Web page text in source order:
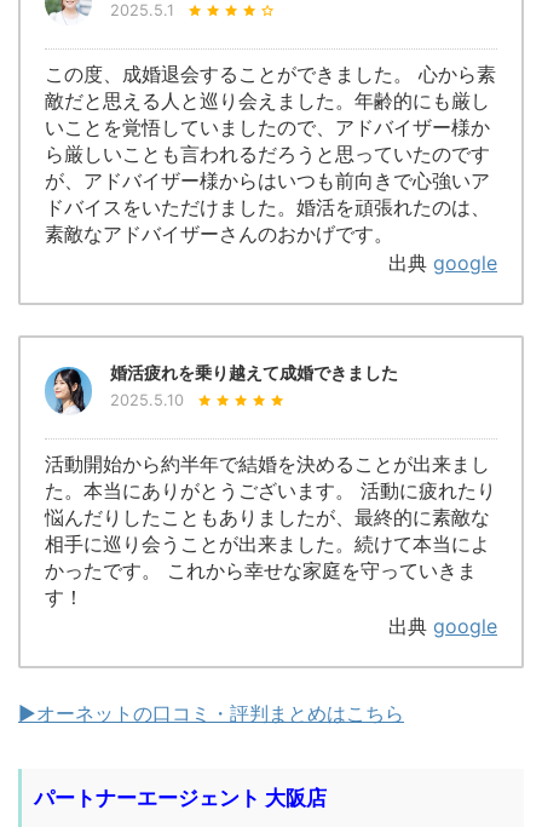
2025.5.1
この度、成婚退会することができました。 心から素
敵だと思える人と巡り会えました。年齢的にも厳し
いことを覚悟していましたので、アドバイザー様か
ら厳しいことも言われるだろうと思っていたのです
が、アドバイザー様からはいつも前向きで心強いア
ドバイスをいただけました。婚活を頑張れたのは、
素敵なアドバイザーさんのおかげです。
出典 google
婚活疲れを乗り越えて成婚できました
2025.5.10
活動開始から約半年で結婚を決めることが出来まし
た。本当にありがとうございます。 活動に疲れたり
悩んだりしたこともありましたが、最終的に素敵な
相手に巡り会うことが出来ました。続けて本当によ
かったです。 これから幸せな家庭を守っていきま
す！
出典 google
▶︎オーネットの口コミ・評判まとめはこちら
パートナーエージェント 大阪店